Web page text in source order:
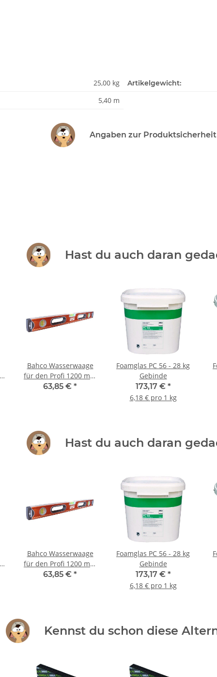
25,00 kg Artikelgewicht:
5,40 m
Angaben zur Produktsicherheit
Hast du auch daran
Bahco Wasserwaage
für den Profi 1200 mm
lang mit 3 Libellen
63,85 € *
Foamglas PC 56 - 28 kg
Gebinde
173,17 € *
6,18 € pro 1 kg
Hast du auch daran
Bahco Wasserwaage
für den Profi 1200 mm
lang mit 3 Libellen
63,85 € *
Foamglas PC 56 - 28 kg
Gebinde
173,17 € *
6,18 € pro 1 kg
Kennst du schon diese